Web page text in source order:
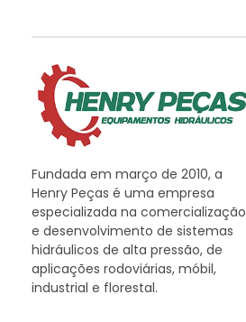
Fundada em março de 2010, a
Henry Peças é uma empresa
especializada na comercialização
e desenvolvimento de sistemas
hidráulicos de alta pressão, de
aplicações rodoviárias, móbil,
industrial e florestal.